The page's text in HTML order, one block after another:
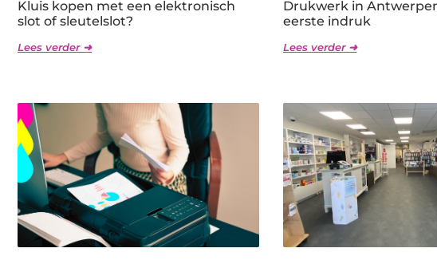
Kluis kopen met een elektronisch
slot of sleutelslot?
Lees verder ➜
Drukwerk in
eerste indruk
Lees verder ➜